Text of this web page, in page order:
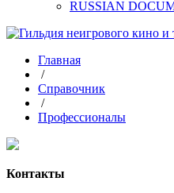
RUSSIAN
Главная
/
Справочник
/
Профессионалы
Контакты